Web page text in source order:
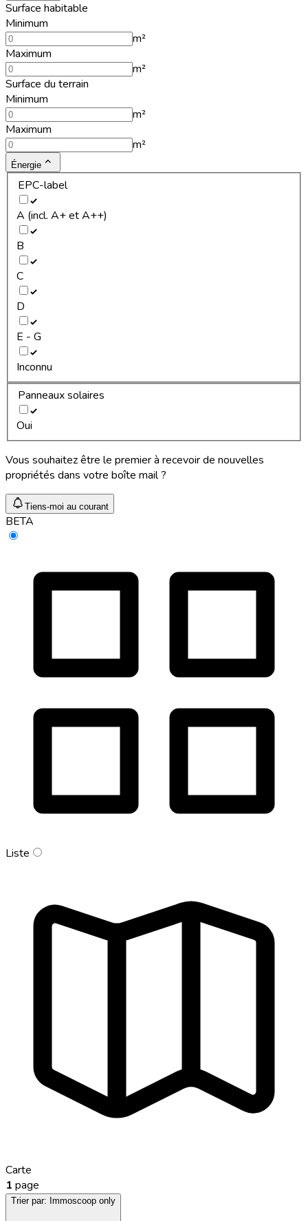
Surface habitable
Minimum
m²
Maximum
m²
Surface du terrain
Minimum
m²
Maximum
m²
Énergie
EPC-label
A (incl. A+ et A++)
B
C
D
E - G
Inconnu
Panneaux solaires
Oui
Vous souhaitez être le premier à recevoir de nouvelles
propriétés dans votre boîte mail ?
Tiens-moi au courant
BETA
Liste
Carte
1 page
Trier par: Immoscoop only